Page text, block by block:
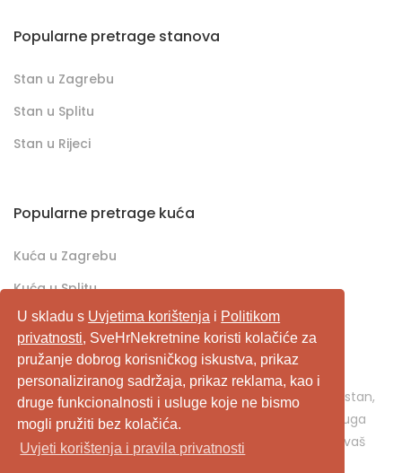
U skladu s Uvjetima korištenja i Politikom
privatnosti, SveHrNekretnine koristi kolačiće za
pružanje dobrog korisničkog iskustva, prikaz
personaliziranog sadržaja, prikaz reklama, kao i
druge funkcionalnosti i usluge koje ne bismo
mogli pružiti bez kolačića.
Uvjeti korištenja i pravila privatnosti
Popularne pretrage stanova
Stan u Zagrebu
Stan u Splitu
Stan u Rijeci
Popularne pretrage kuća
Kuća u Zagrebu
Kuća u Splitu
Kuća u Rijeci
SveHrNekretnine.com predstavlja sveobuhvatan
pretraživač/oglašivač nekretnina. Ukoliko je u pitanju stan,
kuća, vikendica, zemljište, poslovni prostor, ili neka druga
nekretnina, svehrnekretnine.com je pravo mjesto za vaš